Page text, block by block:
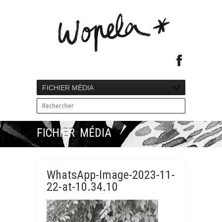
FICHIER MÉDIA
FICHIER MÉDIA
WhatsApp-Image-2023-11-
22-at-10.34.10